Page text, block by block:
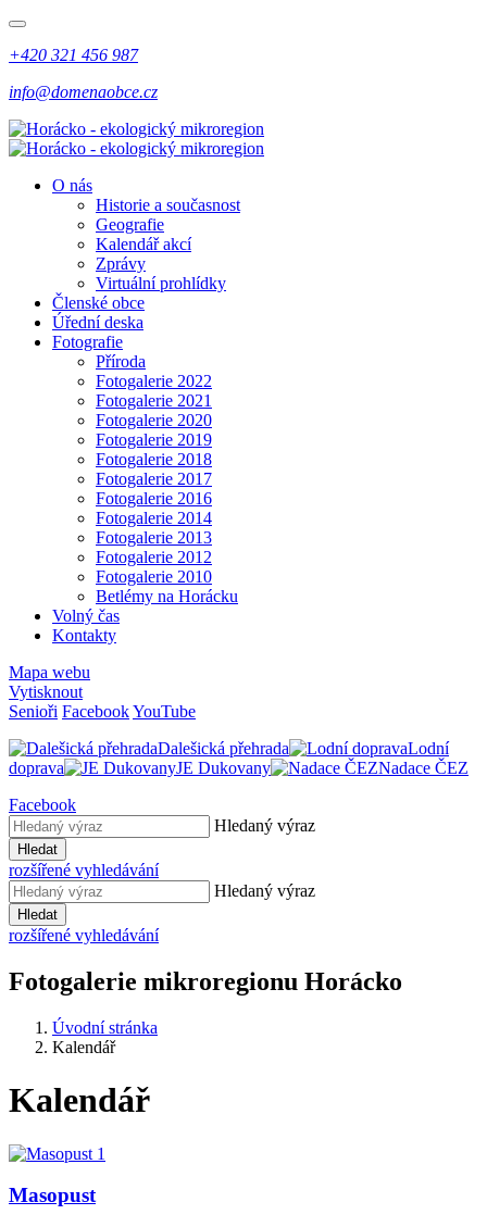
+420 321 456 987
info@domenaobce.cz
O nás
Historie a současnost
Geografie
Kalendář akcí
Zprávy
Virtuální prohlídky
Členské obce
Úřední deska
Fotografie
Příroda
Fotogalerie 2022
Fotogalerie 2021
Fotogalerie 2020
Fotogalerie 2019
Fotogalerie 2018
Fotogalerie 2017
Fotogalerie 2016
Fotogalerie 2014
Fotogalerie 2013
Fotogalerie 2012
Fotogalerie 2010
Betlémy na Horácku
Volný čas
Kontakty
Mapa webu
Vytisknout
Senioři FacebookYouTube
Dalešická přehrada
Lodní
doprava
JE Dukovany
Nadace ČEZ
Facebook
Hledaný výraz
Hledat
rozšířené vyhledávání
Hledaný výraz
Hledat
rozšířené vyhledávání
Fotogalerie mikroregionu Horácko
Úvodní stránka
Kalendář
Kalendář
Masopust